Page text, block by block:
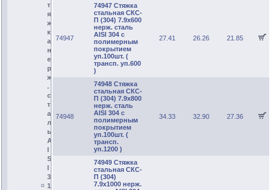
т
я
ж
к
а
н
е
р
ж
.
с
т
а
л
ь
A
I
S
I
3
1
74947
74947 Стяжка
стальная СКС-
П (304) 7.9х600
нерж. сталь
AISI 304 с
полимерным
покрытием
уп.100шт. (
трансп. уп.600
)
27.41 26.26 21.85
74948
74948 Стяжка
стальная СКС-
П (304) 7.9х800
нерж. сталь
AISI 304 с
полимерным
покрытием
уп.100шт. (
трансп.
уп.1200 )
34.33 32.90 27.36
74949 Стяжка
стальная СКС-
П (304)
7.9х1000 нерж.